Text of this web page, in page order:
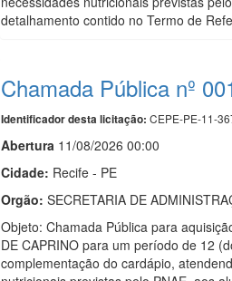
detalhamento contido no Termo de
Chamada Pública nº
Identificador desta licitação: CEPE-PE-11-
Abertura 11/08/2026 00:00
Cidade: Recife - PE
Orgão: SECRETARIA DE
Objeto: Chamada Pública para
DE CAPRINO para um período de 12
complementação do cardápio,